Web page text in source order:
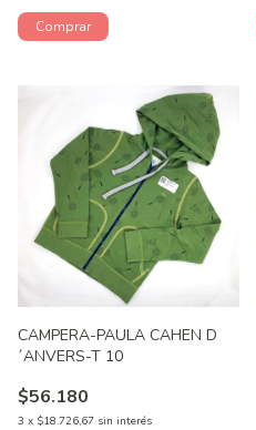
CAMPERA-PAULA CAHEN D
´ANVERS-T 10
$56.180
3 x $18.726,67 sin interés